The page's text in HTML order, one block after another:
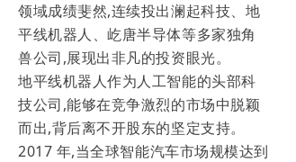
领域成绩斐然,连续投出澜起科技、地
平线机器人、屹唐半导体等多家独角
兽公司,展现出非凡的投资眼光。
地平线机器人作为人工智能的头部科
技公司,能够在竞争激烈的市场中脱颖
而出,背后离不开股东的坚定支持。
2017 年,当全球智能汽车市场规模达到